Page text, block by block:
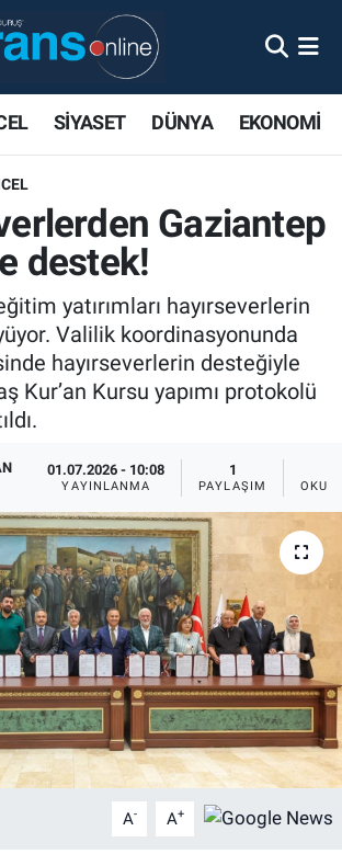
SİYASET DÜNYA EKONOMİ
Gaziantep
destek!
yatırımları hayırseverlerin
Valilik koordinasyonunda
hayırseverlerin desteğiyle
Kur’an Kursu yapımı protokolü
01.07.2026 - 10:08
YAYINLANMA
1
PAYLAŞIM
A- A+